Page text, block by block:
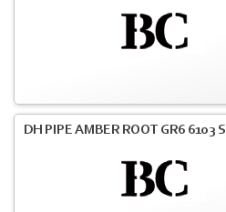
DH PIPE AMBER ROOT GR6 6103 S